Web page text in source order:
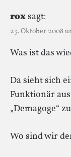
roxsagt:
23. Oktober 2008
Was ist das
Da sieht sich
Funktionär
„Demagoge“
Wo sind wir